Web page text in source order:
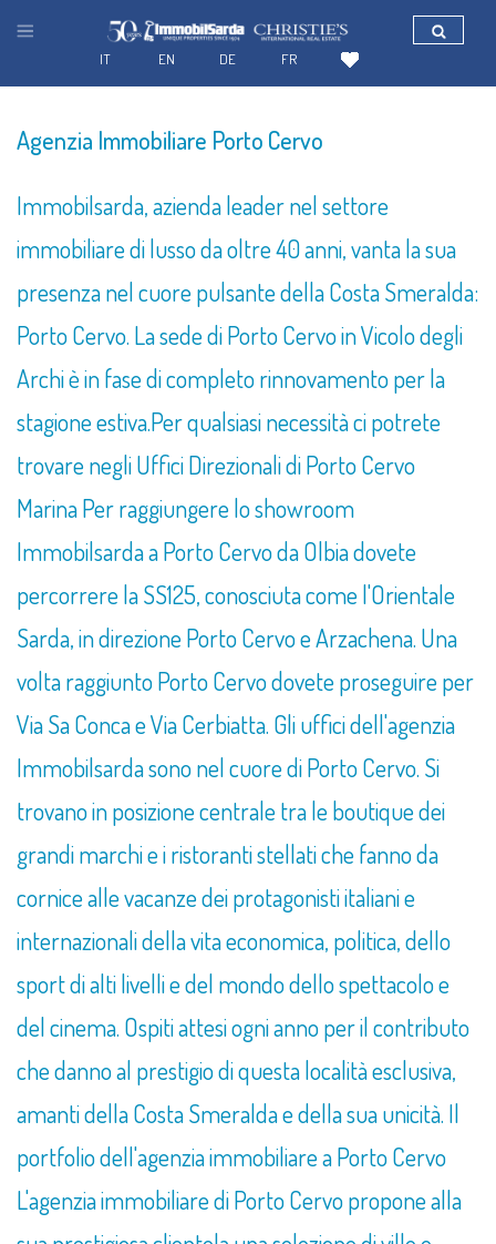
TROVA LA TUA CASA IN SARDEGNA
Agenzia Immobiliare Porto Cervo
Immobilsarda, azienda leader nel settore
immobiliare di lusso da oltre 40 anni, vanta la sua
presenza nel cuore pulsante della Costa Smeralda:
Porto Cervo. La sede di Porto Cervo in Vicolo degli
Archi è in fase di completo rinnovamento per la
stagione estiva.Per qualsiasi necessità ci potrete
trovare negli Uffici Direzionali di Porto Cervo
Marina Per raggiungere lo showroom
Immobilsarda a Porto Cervo da Olbia dovete
percorrere la SS125, conosciuta come l'Orientale
Sarda, in direzione Porto Cervo e Arzachena. Una
volta raggiunto Porto Cervo dovete proseguire per
Via Sa Conca e Via Cerbiatta. Gli uffici dell'agenzia
Immobilsarda sono nel cuore di Porto Cervo. Si
trovano in posizione centrale tra le boutique dei
grandi marchi e i ristoranti stellati che fanno da
cornice alle vacanze dei protagonisti italiani e
internazionali della vita economica, politica, dello
sport di alti livelli e del mondo dello spettacolo e
del cinema. Ospiti attesi ogni anno per il contributo
che danno al prestigio di questa località esclusiva,
amanti della Costa Smeralda e della sua unicità. Il
portfolio dell'agenzia immobiliare a Porto Cervo
L'agenzia immobiliare di Porto Cervo propone alla
FR
DE
EN
IT